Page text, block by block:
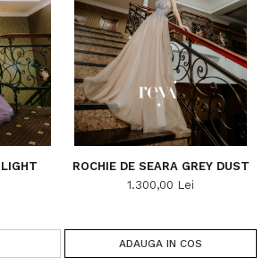
ROCHIE DE SEARA GREY DUST
1.300,00 Lei
ADAUGA IN COS